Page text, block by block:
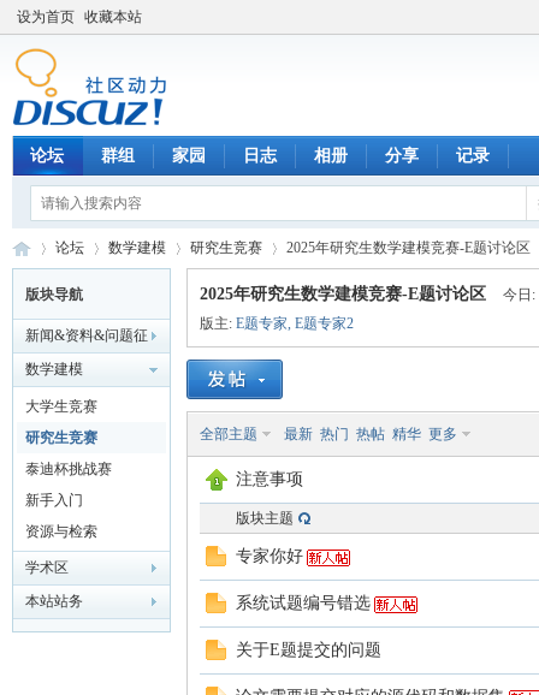
设为首页 收藏本站
论坛 群组 家园 日志 相册 分享 记录
数 »
论坛
›
数学建模
›
研究生竞赛
›
2025年研究生数学建模竞赛-E题讨论区
版块导航
新闻&资料&问题征
解&企校合作
数学建模
大学生竞赛
研究生竞赛
泰迪杯挑战赛
新手入门
资源与检索
学术区
本站站务
2025年研究生数学建模竞赛-E题讨论区 今日:
版主: E题专家, E题专家2
全部主题 最新 热门 热帖 精华 更多
注意事项
版块主题
专家你好
系统试题编号错选
关于E题提交的问题